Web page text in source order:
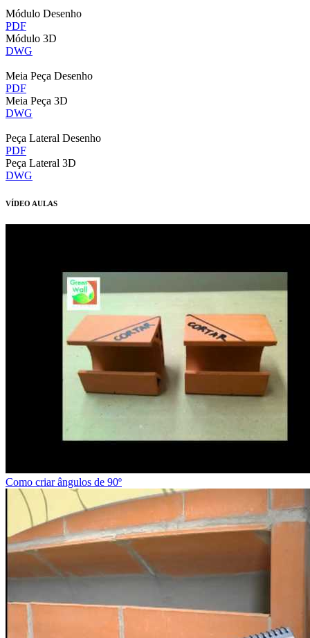
Módulo Desenho
PDF
Módulo 3D
DWG
Meia Peça Desenho
PDF
Meia Peça 3D
DWG
Peça Lateral Desenho
PDF
Peça Lateral 3D
DWG
VÍDEO AULAS
Como criar ângulos de 90º